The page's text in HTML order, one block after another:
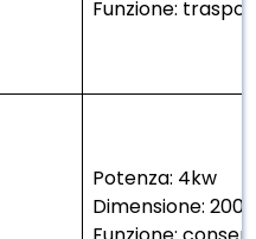
Funzione:
Potenza: 4kw
Dimensione: